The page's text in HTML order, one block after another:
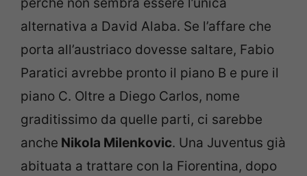
alternativa a David Alaba. Se l’affare che
porta all’austriaco dovesse saltare, Fabio
Paratici avrebbe pronto il piano B e pure il
piano C. Oltre a Diego Carlos, nome
graditissimo da quelle parti, ci sarebbe
anche Nikola Milenkovic. Una Juventus già
abituata a trattare con la Fiorentina, dopo